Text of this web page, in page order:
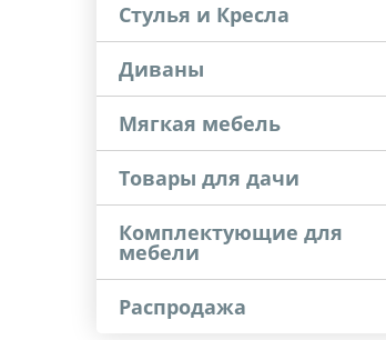
Стулья и Кресла
Диваны
Мягкая мебель
Товары для дачи
Комплектующие для
мебели
Распродажа